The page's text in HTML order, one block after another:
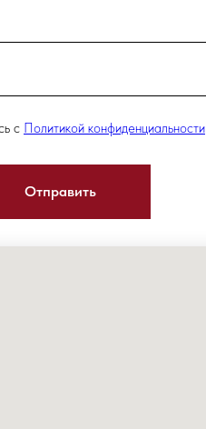
с Политикой конфиденциальности
Отправить